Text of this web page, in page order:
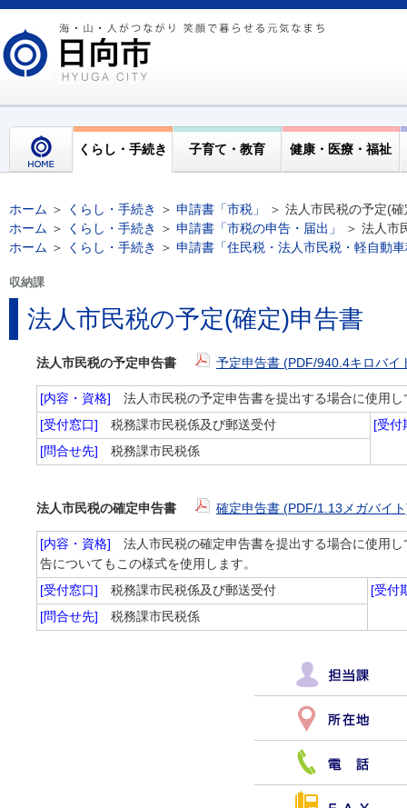
くらし・手続き 子育て・教育 健康・医療・福祉
ホーム ＞ くらし・手続き ＞ 申請書「市税」
＞ 法人市民税の予定(
ホーム ＞ くらし・手続き ＞ 申請書「市税の申告・届出」
＞ 法人市
ホーム ＞ くらし・手続き ＞ 申請書「住民税・法人市民税・軽自動
収納課
法人市民税の予定(確定)申告書
法人市民税の予定申告書 予定申告書 (PDF/940.4キロバイ
[内容・資格] 法人市民税の予定申告書を提出する場合に使用
[受付窓口] 税務課市民税係及び郵送受付
[受
[問合せ先] 税務課市民税係
法人市民税の確定申告書 確定申告書 (PDF/1.13メガバイ
[内容・資格] 法人市民税の確定申告書を提出する場合に使用
告についてもこの様式を使用します。
[受付窓口] 税務課市民税係及び郵送受付
[受
[問合せ先] 税務課市民税係